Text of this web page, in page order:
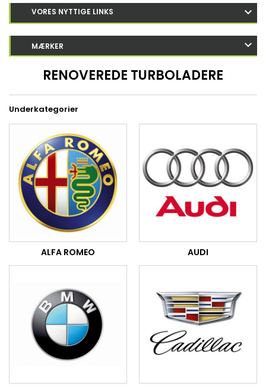
VORES NYTTIGE LINKS
MÆRKER
RENOVEREDE TURBOLADERE
Underkategorier
ALFA ROMEO AUDI